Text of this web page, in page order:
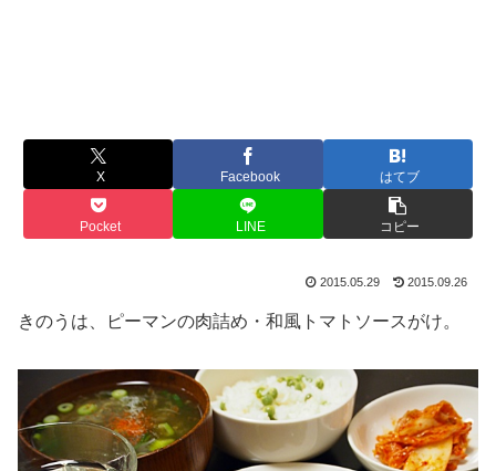
X Facebook はてブ
Pocket LINE コピー
2015.05.29 2015.09.26
きのうは、ピーマンの肉詰め・和風トマトソースがけ。